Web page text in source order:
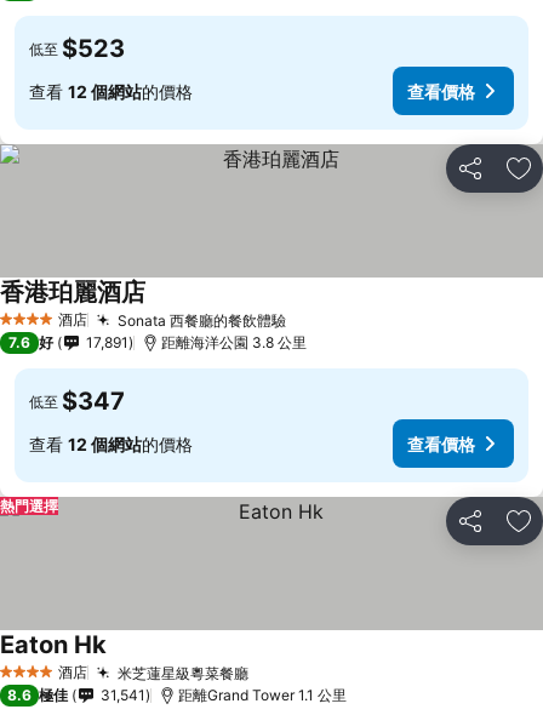
低至 $523
查看 12 個網站的價格 查看價格
分享 放
4 星級 酒店 Sonata 西餐廳的餐飲體驗
香港珀麗酒店
7.6 好 17,891 距離海洋公園 3.8 公里
低至 $347
查看 12 個網站的價格 查看價格
分享 放
熱門選擇
4 星級 酒店 米芝蓮星級粵菜餐廳
Eaton Hk
8.6 極佳 31,541 距離Grand Tower 1.1 公里